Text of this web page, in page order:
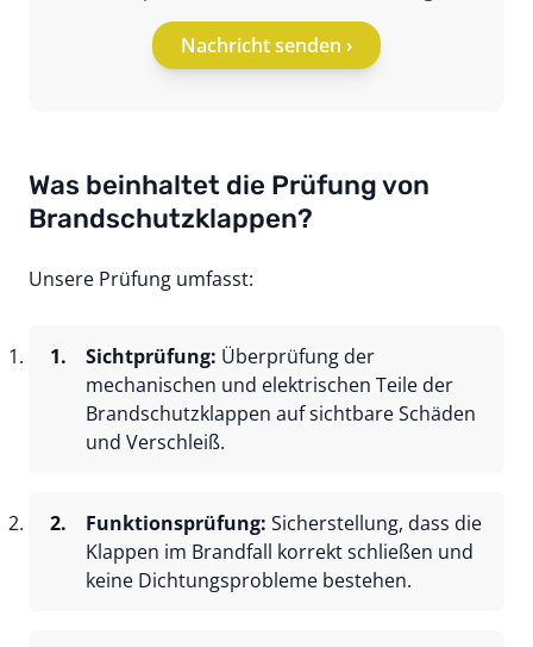
Nachricht senden ›
Was beinhaltet die Prüfung von
Brandschutzklappen?
Unsere Prüfung umfasst:
Sichtprüfung: Überprüfung der
mechanischen und elektrischen Teile der
Brandschutzklappen auf sichtbare Schäden
und Verschleiß.
Funktionsprüfung: Sicherstellung, dass die
Klappen im Brandfall korrekt schließen und
keine Dichtungsprobleme bestehen.